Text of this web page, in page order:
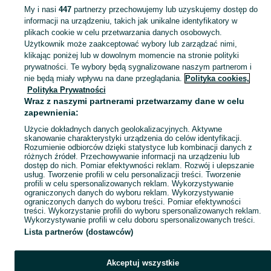
KATEGORIA
Skorzystaj z największego serwisu ogłoszeniowego - Malinowo i okolice! Kupuj to, czego pragniesz i sprzedawaj to, czego już nie potrzebujesz! Zobacz
Mapa kategorii
Mapa miejscowości
Mapa ministron
Popularne wyszukiwania
My i nasi 447partnerzy przechowujemy lub uzyskujemy dostęp do
informacji na urządzeniu, takich jak unikalne identyfikatory w
plikach cookie w celu przetwarzania danych osobowych.
Użytkownik może zaakceptować wybory lub zarządzać nimi,
klikając poniżej lub w dowolnym momencie na stronie polityki
prywatności. Te wybory będą sygnalizowane naszym partnerom i
nie będą miały wpływu na dane przeglądania. Polityka cookies,
Polityka Prywatności
Wraz z naszymi partnerami przetwarzamy dane w celu
zapewnienia:
Użycie dokładnych danych geolokalizacyjnych. Aktywne
skanowanie charakterystyki urządzenia do celów identyfikacji.
Rozumienie odbiorców dzięki statystyce lub kombinacji danych z
różnych źródeł. Przechowywanie informacji na urządzeniu lub
dostęp do nich. Pomiar efektywności reklam. Rozwój i ulepszanie
usług. Tworzenie profili w celu personalizacji treści. Tworzenie
profili w celu spersonalizowanych reklam. Wykorzystywanie
ograniczonych danych do wyboru reklam. Wykorzystywanie
ograniczonych danych do wyboru treści. Pomiar efektywności
treści. Wykorzystanie profili do wyboru spersonalizowanych reklam.
Wykorzystywanie profili w celu doboru spersonalizowanych treści.
Lista partnerów (dostawców)
Akceptuj wszystkie